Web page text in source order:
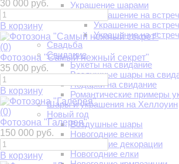
Украшение шарами
Украшение на
Украшение на
Украшение на
Свадьба
Свидание
Букеты на свидание
Воздушные шары на
Подарки на свидание
Романтические примеры
Шары и украшения на Хеллоуин
Новый год
Воздушные шары
Новогодние венки
Новогодние декорации
Новогодние елки
30 000 руб.
В корзину
(0)
Фотозона "Самый нежный секрет"
35 000 руб.
В корзину
(0)
Фотозона "Галерея"
150 000 руб.
В корзину